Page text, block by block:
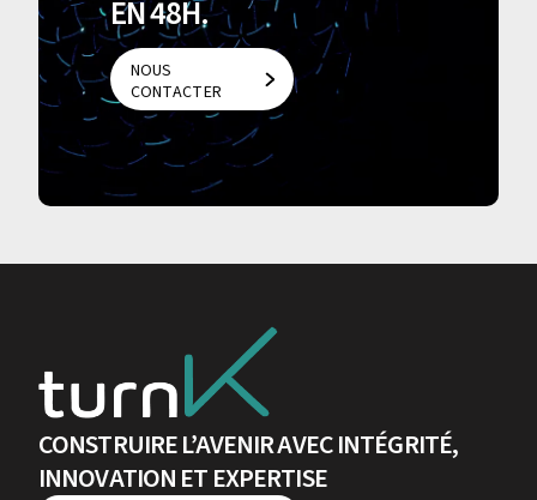
EN 48H.
NOUS
CONTACTER
NOUS
CONTACTER
CONSTRUIRE L’AVENIR AVEC INTÉGRITÉ,
INNOVATION ET EXPERTISE